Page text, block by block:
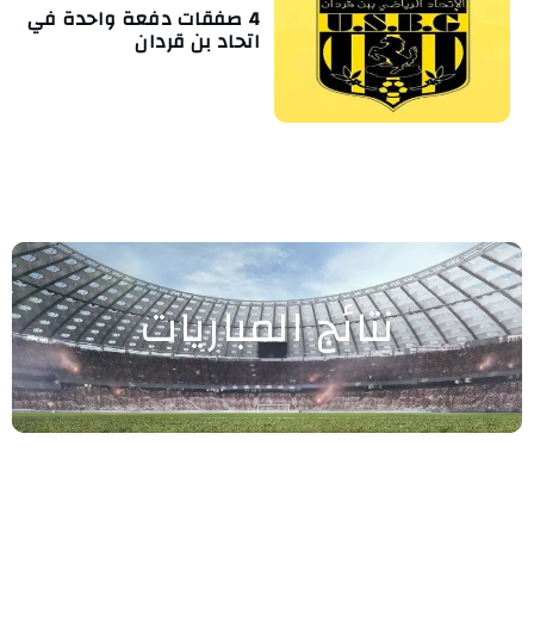
4 صفقات دفعة واحدة في
اتحاد بن قردان
نتائج المباريات